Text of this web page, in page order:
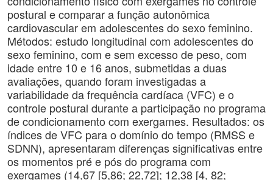
postural e comparar a função autonômica
cardiovascular em adolescentes do sexo feminino.
Métodos: estudo longitudinal com adolescentes do
sexo feminino, com e sem excesso de peso, com
idade entre 10 e 16 anos, submetidas a duas
avaliações, quando foram investigadas a
variabilidade da frequência cardíaca (VFC) e o
controle postural durante a participação no programa
de condicionamento com exergames. Resultados: os
índices de VFC para o domínio do tempo (RMSS e
SDNN), apresentaram diferenças significativas entre
os momentos pré e pós do programa com
exergames (14,67 [5,86; 22,72]; 12,38 [4, 82;